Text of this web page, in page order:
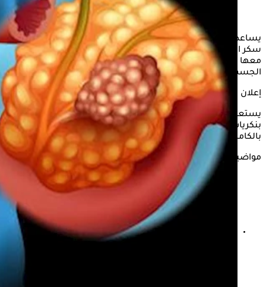
يساعد البنكرياسالجسم في هضم الأطعمة، من خلال التحكم في
سكر الدم، ومع ذلك يمكن العيش بدونه في حالات معينة تتطلب
معها المواظبة على تناول الأدوية التي تقوم بنفس وظائفه في
الجسم.
إعلان
يستعرض "الكونسلتو" في التقرير التالي، كيف يمكن العيش بدون
بنكرياس، وما هي الحالات التي يتم فيهااستئصال البنكرياس
بالكامل، وما هي وظائف البنكرياس في الجسم، وفقا لـ"healthline"
مواضيع ذات صلة